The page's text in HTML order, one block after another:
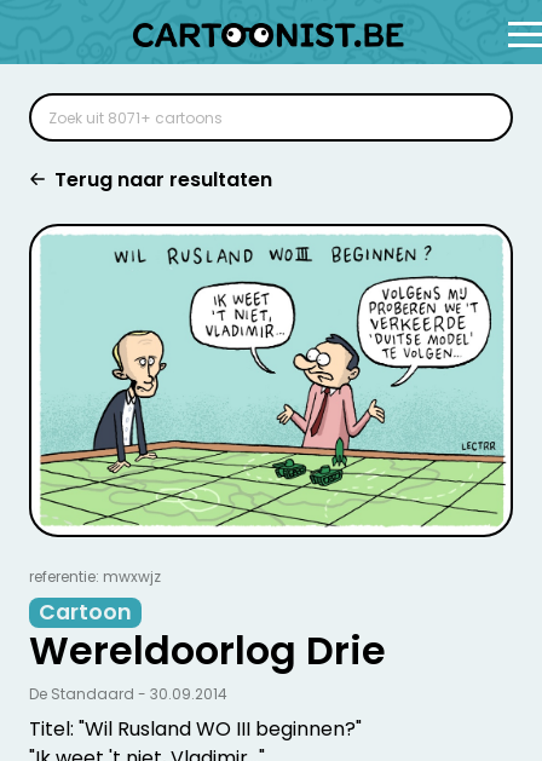
Terug naar resultaten
referentie: mwxwjz
Cartoon
Wereldoorlog Drie
Titel: "Wil Rusland WO III beginnen?"
De Standaard - 30.09.2014